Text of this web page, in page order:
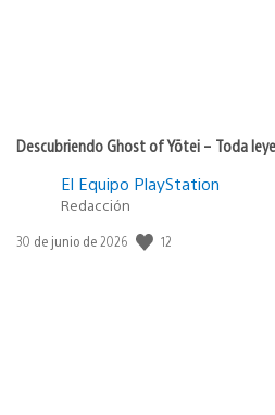
Descubriendo Ghost of Yōtei – Toda
El Equipo PlayStation
Redacción
Fecha
30 de junio de 2026 12